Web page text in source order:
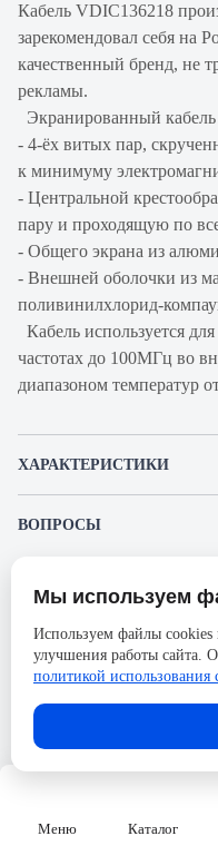
Меню Каталог
Кабель VDIC136218
зарекомендовал себя на
качественный бренд, не
рекламы.
Экранированный кабель
- 4-ёх витых пар,
к минимуму
- Центральной
пару и проходящую по
- Общего экрана из
- Внешней оболочки из
поливинилхлорид-
Кабель используется
частотах до 100МГц во
диапазоном температур
ХАРАКТЕРИСТИКИ
Оболочка
Длина, м
Упаковка
ВОПРОСЫ
Пожалуйста,
возможность
Представленные изображения и
без предварительного
ответственности в случае не
размещённым в карточке товара.
Мы используем
Используем файлы cookies
улучшения работы сайта.
политикой использования